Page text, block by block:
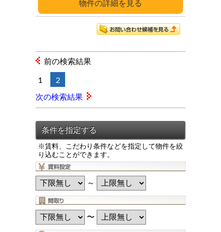
※賃料、こだわり条件などを指定して物件を絞
り込むことができます。
～
〜
詳細
前の検索結果
1 2
次の検索結果